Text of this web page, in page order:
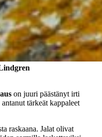
on juuri päästänyt irti
antanut tärkeät kappaleet
raskaana. Jalat olivat